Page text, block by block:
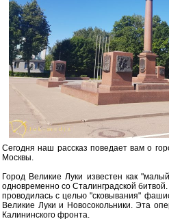
Сегодня наш рассказ поведает вам о
Москвы.
Город Великие Луки известен как
одновременно со Сталинградской
проводилась с целью "сковывания"
Великие Луки и Новосокольники. Эта
Калининского фронта.